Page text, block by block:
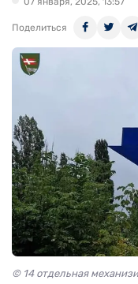
Поделиться
© 14 отдельная